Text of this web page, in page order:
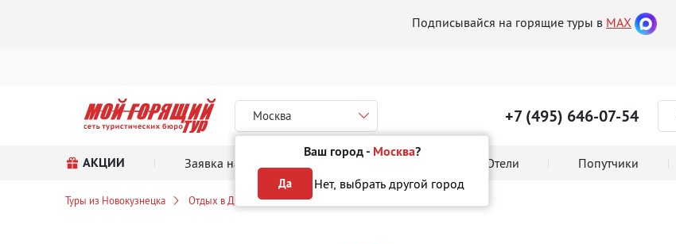
Подписывайся на горящие туры в MAX
Москва
Ваш город - Москва?
Да Нет, выбрать другой город
+7 (495) 646-07-54
АКЦИИ Заявка на тур Поиск тура онлайн Отели Попутчики
Туры из Новокузнецка Отдых в Доминикане VIP туры